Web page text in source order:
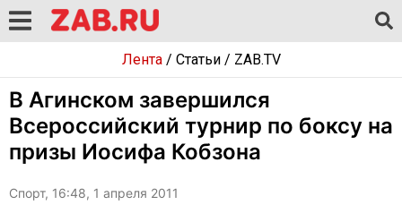
Лента/ Статьи/ ZAB.TV
В Агинском завершился
Всероссийский турнир по боксу на
призы Иосифа Кобзона
Спорт, 16:48, 1 апреля 2011